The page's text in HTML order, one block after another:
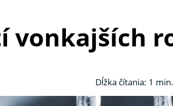
vonkajších
Dĺžka čítania: 1